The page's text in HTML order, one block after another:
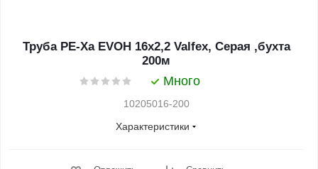
Труба PЕ-Ха EVOH 16х2,2 Valfex, Серая ,бухта
200м
Много
10205016-200
Характеристики